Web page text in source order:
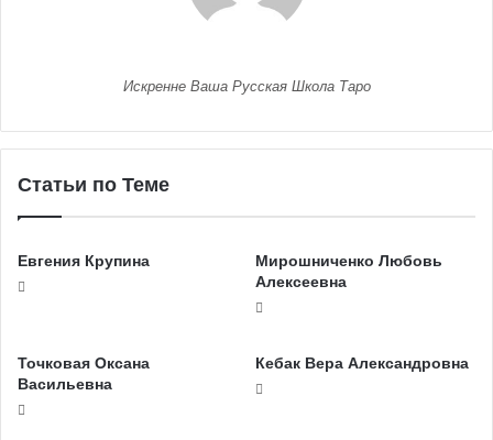
Искренне Ваша Русская Школа Таро
Статьи по Теме
Евгения Крупина
Мирошниченко Любовь
Алексеевна
Точковая Оксана
Васильевна
Кебак Вера Александровна